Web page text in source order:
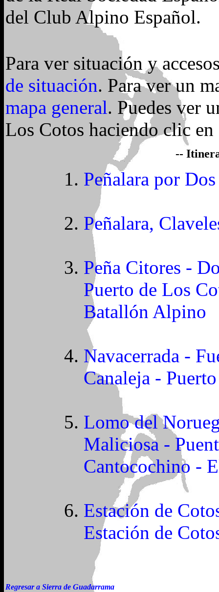
del Club Alpino Español.
Para ver situación y
de situación. Para ver un
mapa general. Puedes ver
Los Cotos haciendo clic en
--
Peñalara por
Peñalara,
Peña Citores -
Puerto de Los
Batallón Alpino
Navacerrada -
Canaleja -
Lomo del
Maliciosa -
Cantocochino -
Estación de
Estación de
Regresar a Sierra de Guadarrama